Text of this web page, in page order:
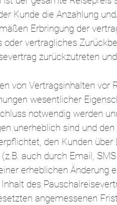
Kunde die Anzahlung
Erbringung der
oder vertragliches
zurückzutreten
von Vertragsinhalten vor
wesentlicher
notwendig werden
unerheblich sind und
den Kunden
auch durch Email,
erheblichen Änderung
des
angemessenen